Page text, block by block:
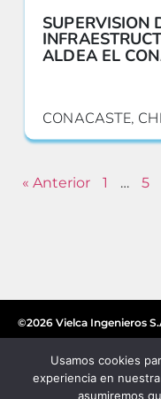
SUPERVISION
ALDEA EL
CONACASTE,
« Anterior 1 … 5
©2026 Vielca Ingenieros
Usamos cookies
experiencia en
asumiremos